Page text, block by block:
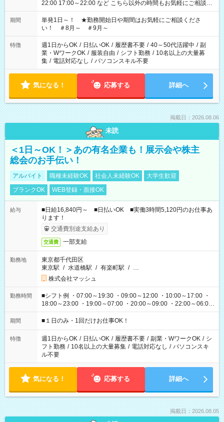
22:00 17:00～22:00 など こちら以外の時間もお気軽にご相談く
ださい！
期間
単発1日～！ ★勤務開始日や期間はお気軽にご相談くださ
い！ ＃8月～ ＃9月～
特徴 週1日からOK / 日払いOK / 履歴書不要 / 40～50代活躍中 / 副
業・WワークOK / 服装自由 / シフト勤務 / 10名以上の大量募
集 / 電話対応なし / パソコンスキル不要
気になる！ 応募する 詳細へ
掲載日：2026.08.06
未読
＜1日～OK！＞あの有名企業も！展示会や株主
総会のお手伝い！
アルバイト 職種未経験OK 社会人未経験OK
大学生歓迎
ブランクOK
WEB登録・面接OK
給与
■日給16,840円～ ■日払いOK ■実働3時間5,120円のお仕事あ
ります！
交通費別途支給あり
交通費 一部支給
勤務地
東京都千代田区
東京駅 / 水道橋駅 / 有楽町駅 / …
株式会社マッシュ
勤務時間
■シフト例 ・07:00～19:30 ・09:00～12:00 ・10:00～17:00 ・
18:00～23:00 ・19:00～07:00 ・20:00～09:00 ・22:00～06:00
etc ★最短で3時間で5,120円のお仕事から 15時間で2万円近く稼
げるお仕事も！ ご希望のお時間に合わせてご紹介！ ※シフトは
ください！
期間 ■１日のみ・1回だけお仕事OK！
特徴 週1日からOK / 日払いOK / 履歴書不要 / 副業・WワークOK / シ
フト勤務 / 10名以上の大量募集 / 電話対応なし / パソコンスキ
ル不要
気になる！ 応募する 詳細へ
掲載日：2026.08.05